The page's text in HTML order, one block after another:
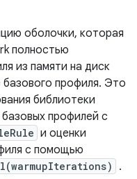
оболочки, которая
полностью
из памяти на диск
базового профиля. Это
библиотеки
профилей с
и оценки
с помощью
.